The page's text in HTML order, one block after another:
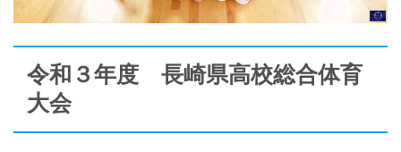
令和３年度 長崎県高校総合体育
大会